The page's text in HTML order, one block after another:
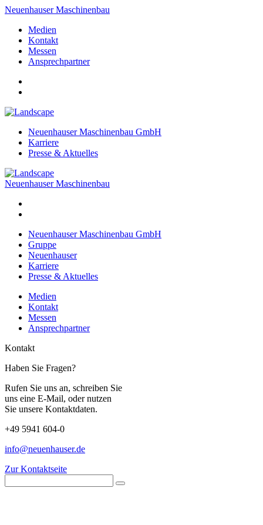
Neuenhauser Maschinenbau
Medien
Kontakt
Messen
Ansprechpartner
Neuenhauser Maschinenbau GmbH
Karriere
Presse & Aktuelles
Neuenhauser Maschinenbau
Neuenhauser Maschinenbau GmbH
Gruppe
Neuenhauser
Karriere
Presse & Aktuelles
Medien
Kontakt
Messen
Ansprechpartner
Kontakt
Haben Sie Fragen?
Rufen Sie uns an, schreiben Sie
uns eine E-Mail, oder nutzen
Sie unsere Kontaktdaten.
+49 5941 604-0
info@neuenhauser.de
Zur Kontaktseite